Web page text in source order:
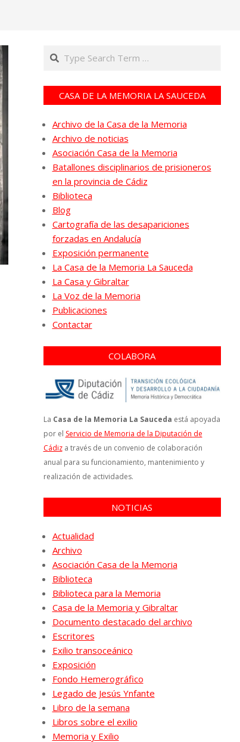
Search
CASA DE LA MEMORIA LA SAUCEDA
Archivo de la Casa de la Memoria
Archivo de noticias
Asociación Casa de la Memoria
Batallones disciplinarios de prisioneros
en la provincia de Cádiz
Biblioteca
Blog
Cartografía de las desapariciones
forzadas en Andalucía
Exposición permanente
La Casa de la Memoria La Sauceda
La Casa y Gibraltar
La Voz de la Memoria
Publicaciones
Contactar
COLABORA
La Casa de la Memoria La Sauceda está apoyada
por el Servicio de Memoria de la Diputación de
Cádiza través de un convenio de colaboración
anual para su funcionamiento, mantenimiento y
realización de actividades.
NOTICIAS
Actualidad
Archivo
Asociación Casa de la Memoria
Biblioteca
Biblioteca para la Memoria
Casa de la Memoria y Gibraltar
Documento destacado del archivo
Escritores
Exilio transoceánico
Exposición
Fondo Hemerográfico
Legado de Jesús Ynfante
Libro de la semana
Libros sobre el exilio
Memoria y Exilio